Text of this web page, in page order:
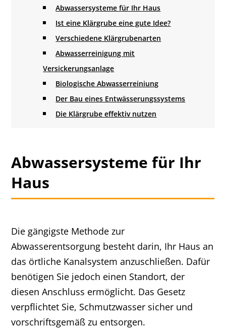
Abwassersysteme für Ihr Haus
Ist eine Klärgrube eine gute Idee?
Verschiedene Klärgrubenarten
Abwasserreinigung mit
Versickerungsanlage
Biologische Abwasserreiniung
Der Bau eines Entwässerungssystems
Die Klärgrube effektiv nutzen
Abwassersysteme für Ihr
Haus
Die gängigste Methode zur
Abwasserentsorgung besteht darin, Ihr Haus an
das örtliche Kanalsystem anzuschließen. Dafür
benötigen Sie jedoch einen Standort, der
diesen Anschluss ermöglicht. Das Gesetz
verpflichtet Sie, Schmutzwasser sicher und
vorschriftsgemäß zu entsorgen.